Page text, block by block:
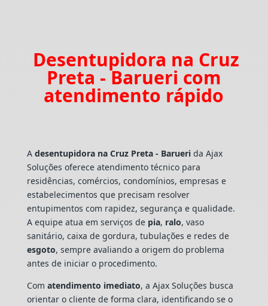
Desentupidora na Cruz
Preta - Barueri com
atendimento rápido
A desentupidora na Cruz Preta - Baruerida Ajax
Soluções oferece atendimento técnico para
residências, comércios, condomínios, empresas e
estabelecimentos que precisam resolver
entupimentos com rapidez, segurança e qualidade.
A equipe atua em serviços de pia, ralo, vaso
sanitário, caixa de gordura, tubulações e redes de
esgoto, sempre avaliando a origem do problema
antes de iniciar o procedimento.
Com atendimento imediato, a Ajax Soluções busca
orientar o cliente de forma clara, identificando se o